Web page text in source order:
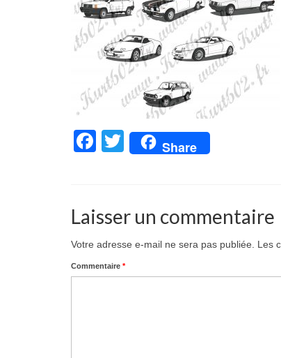
Facebook
Twitter
Share
Laisser un commentaire
Votre adresse e-mail ne sera pas publiée. Les
Commentaire *